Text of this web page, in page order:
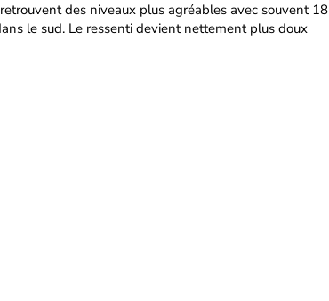
des niveaux plus agréables avec souvent 18
le sud. Le ressenti devient nettement plus doux